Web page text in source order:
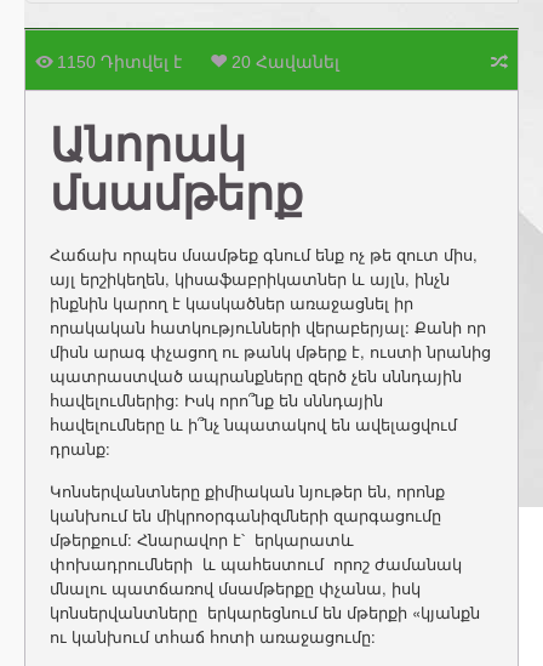
1150 Դիտվել է 20 Հավանել
Անորակ
մսամթերք
Հաճախ որպես մսամթեք գնում ենք ոչ թե զուտ միս,
այլ երշիկեղեն, կիսաֆաբրիկատներ և այլն, ինչն
ինքնին կարող է կասկածներ առաջացնել իր
որակական հատկությունների վերաբերյալ: Քանի որ
միսն արագ փչացող ու թանկ մթերք է, ուստի նրանից
պատրաստված ապրանքները զերծ չեն սննդային
հավելումներից: Իսկ որո՞նք են սննդային
հավելումները և ի՞նչ նպատակով են ավելացվում
դրանք:
Կոնսերվանտները քիմիական նյութեր են, որոնք
կանխում են միկրոօրգանիզմների զարգացումը
մթերքում: Հնարավոր է՝ երկարատև
փոխադրումների և պահեստում որոշ ժամանակ
մնալու պատճառով մսամթերքը փչանա, իսկ
կոնսերվանտները երկարեցնում են մթերքի «կյանքն
ու կանխում տհաճ հոտի առաջացումը: